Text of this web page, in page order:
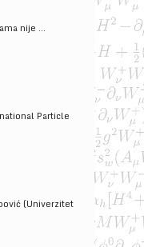
nije ...
Particle
(Univerzitet